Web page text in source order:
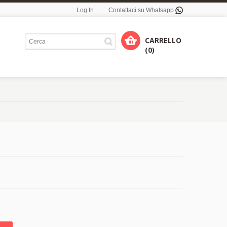
Log In Contattaci su Whatsapp
CARRELLO
(0)